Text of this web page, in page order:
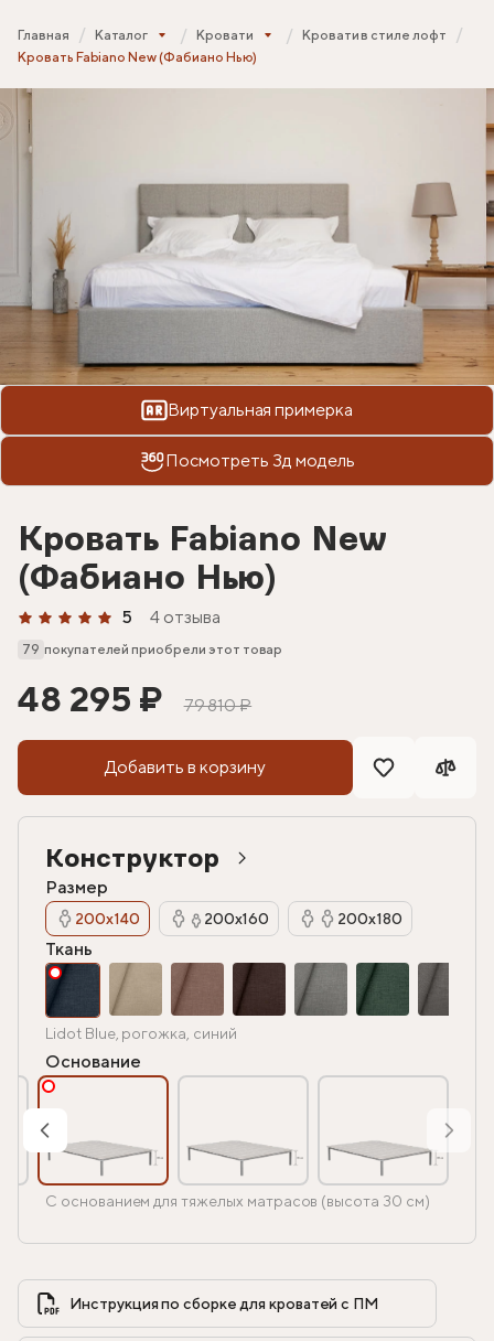
Главная Каталог Кровати
Кровати в стиле лофт
Кровать Fabiano New (Фабиано Нью)
Виртуальная примерка
Посмотреть 3д модель
Кровать Fabiano New
(Фабиано Нью)
5 4 отзыва
79 покупателей приобрели этот товар
48 295 ₽ 79 810 ₽
Добавить в корзину
Конструктор
Размер
200х140 200х160 200х180
Ткань
Lidot Blue, рогожка, синий
Основание
С основанием для тяжелых матрасов (высота 30 см)
Инструкция по сборке для кроватей с ПМ